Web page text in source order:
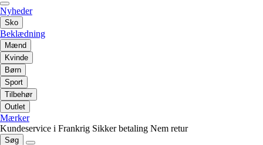
Nyheder
Sko
Beklædning
Mænd
Kvinde
Børn
Sport
Tilbehør
Outlet
Mærker
Kundeservice i Frankrig Sikker betaling Nem retur
Søg